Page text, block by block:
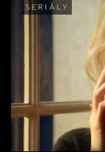
SERIÁLY